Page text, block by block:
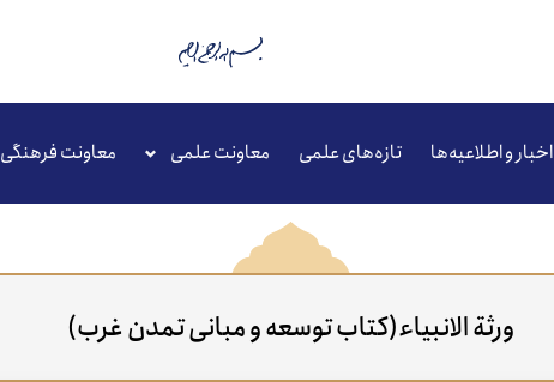
اخبار و اطلاعیه‌ها تازه‌های علمی معاونت علمی معاونت فرهنگی
ورثة الانبیاء(کتاب توسعه و مبانی تمدن غرب)